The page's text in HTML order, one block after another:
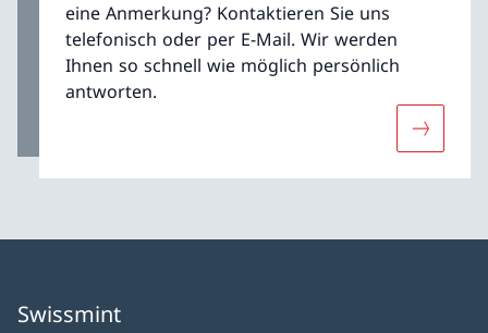
eine Anmerkung? Kontaktieren Sie uns
telefonisch oder per E-Mail. Wir werden
Ihnen so schnell wie möglich persönlich
antworten.
Mehr
Swissmint